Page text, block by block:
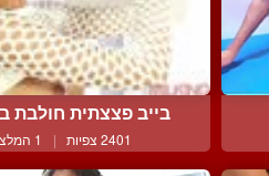
בייב פצצתית חולבת
2401 צפיות | 1 המלצות